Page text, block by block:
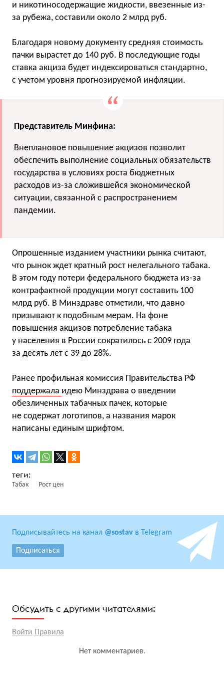
и никотиносодержащие жидкости, ввезенные из-
за рубежа, составили около 2 млрд руб.
Благодаря новому документу средняя стоимость
пачки вырастет до 140 руб. В последующие годы
ставка акциза будет индексироваться стандартно,
с учетом уровня прогнозируемой инфляции.
Представитель Минфина:
Внеплановое повышение акцизов позволит
обеспечить выполнение социальных обязательств
государства в условиях роста бюджетных
расходов из-за сложившейся экономической
ситуации, связанной с распространением
пандемии.
Опрошенные изданием участники рынка считают,
что рынок ждет кратный рост нелегального табака.
В этом году потери федерального бюджета из-за
контрафактной продукции могут составить 100
млрд руб. В Минздраве отметили, что давно
призывают к подобным мерам. На фоне
повышения акцизов потребление табака
у населения в России сократилось с 2009 года
за десять лет с 39 до 28%.
Ранее профильная комиссия Правительства РФ
поддержала идею Минздрава о введении
обезличенных табачных пачек, которые
не содержат логотипов, а названия марок
написаны единым шрифтом.
Табак Рост цен
Подписывайтесь на канал @sostav в Telegram
Подписаться
Обсудить с другими читателями:
Войти Правила
Нет комментариев.